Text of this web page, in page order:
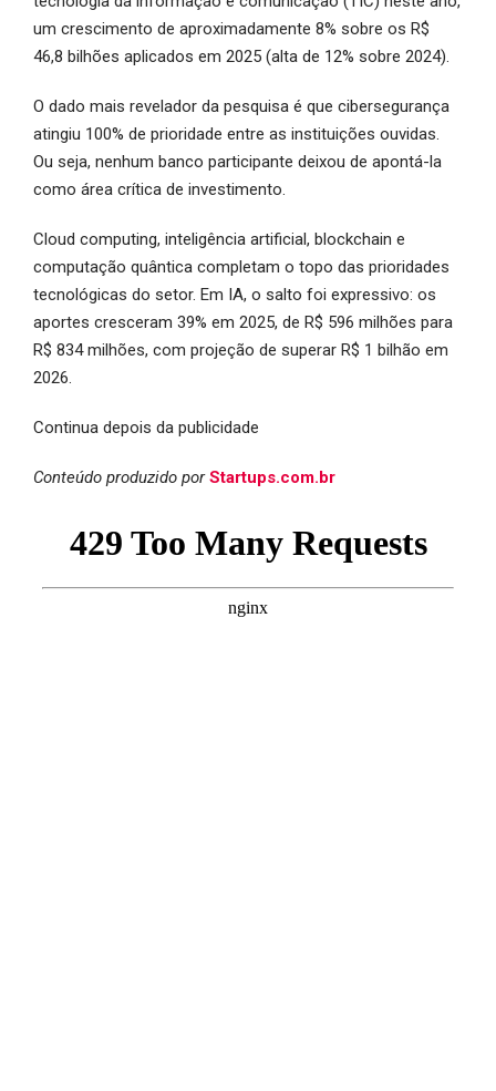
um crescimento de aproximadamente 8% sobre os R$
46,8 bilhões aplicados em 2025 (alta de 12% sobre 2024).
O dado mais revelador da pesquisa é que cibersegurança
atingiu 100% de prioridade entre as instituições ouvidas.
Ou seja, nenhum banco participante deixou de apontá-la
como área crítica de investimento.
Cloud computing, inteligência artificial, blockchain e
computação quântica completam o topo das prioridades
tecnológicas do setor. Em IA, o salto foi expressivo: os
aportes cresceram 39% em 2025, de R$ 596 milhões para
R$ 834 milhões, com projeção de superar R$ 1 bilhão em
2026.
Continua depois da publicidade
Conteúdo produzido porStartups.com.br